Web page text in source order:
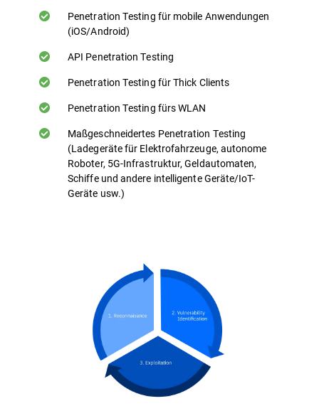
Penetration Testing für mobile Anwendungen
(iOS/Android)
API Penetration Testing
Penetration Testing für Thick Clients
Penetration Testing fürs WLAN
Maßgeschneidertes Penetration Testing
(Ladegeräte für Elektrofahrzeuge, autonome
Roboter, 5G-Infrastruktur, Geldautomaten,
Schiffe und andere intelligente Geräte/IoT-
Geräte usw.)